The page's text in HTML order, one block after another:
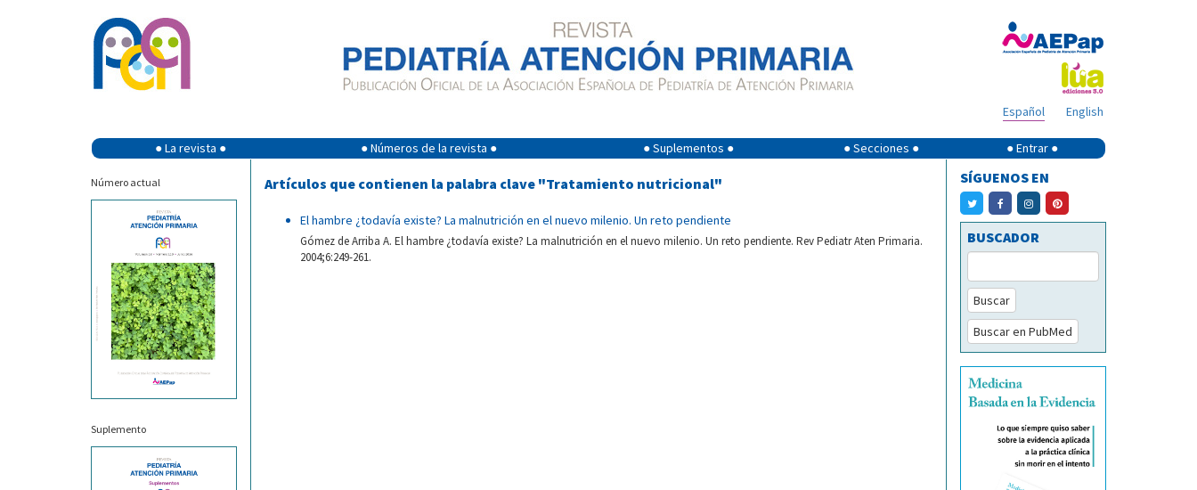
English
Español
● La revista ● ● Números de la revista ● ● Suplementos ● ● Secciones ● ● Entrar ●
Número actual
Suplemento
Artículos que contienen la palabra clave "Tratamiento nutricional"
El hambre ¿todavía existe? La malnutrición en el nuevo milenio. Un reto pendiente
Gómez de Arriba A. El hambre ¿todavía existe? La malnutrición en el nuevo milenio. Un reto pendiente. Rev Pediatr Aten Primaria.
2004;6:249-261.
SÍGUENOS EN
BUSCADOR
Buscar
Buscar en PubMed